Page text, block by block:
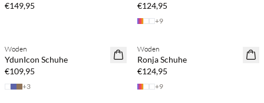
€149,95
€124,95
+9
Woden
YdunIcon Schuhe
€109,95
+3
Woden
Ronja Schuhe
€124,95
+9